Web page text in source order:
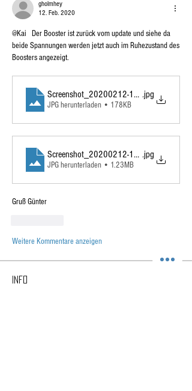
gholmhey
12. Feb. 2020
@Kai   Der Booster ist zurück vom update und siehe da
beide Spannungen werden jetzt auch im Ruhezustand des
Boosters angezeigt.
Screenshot_20200212- .jpg
JPG herunterladen • 178KB
Screenshot_20200212- .jpg
JPG herunterladen • 1.23MB
Gruß Günter
Weitere Kommentare anzeigen
Info